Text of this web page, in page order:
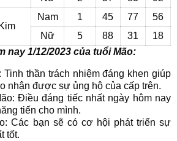
Kim
Nam 1 45 77
56
Nữ
5 88 31
18
nay 1/12/2023 của tuổi Mão:
thần trách nhiệm đáng khen giúp
nhận được sự ủng hộ của cấp trên.
Điều đáng tiếc nhất ngày hôm nay
tiến cho mình.
Các bạn sẽ có cơ hội phát triển sự
tốt.